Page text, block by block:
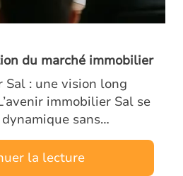
du marché immobilier
: une vision long
immobilier Sal se
sans
investisseurs
une transformation
la lecture